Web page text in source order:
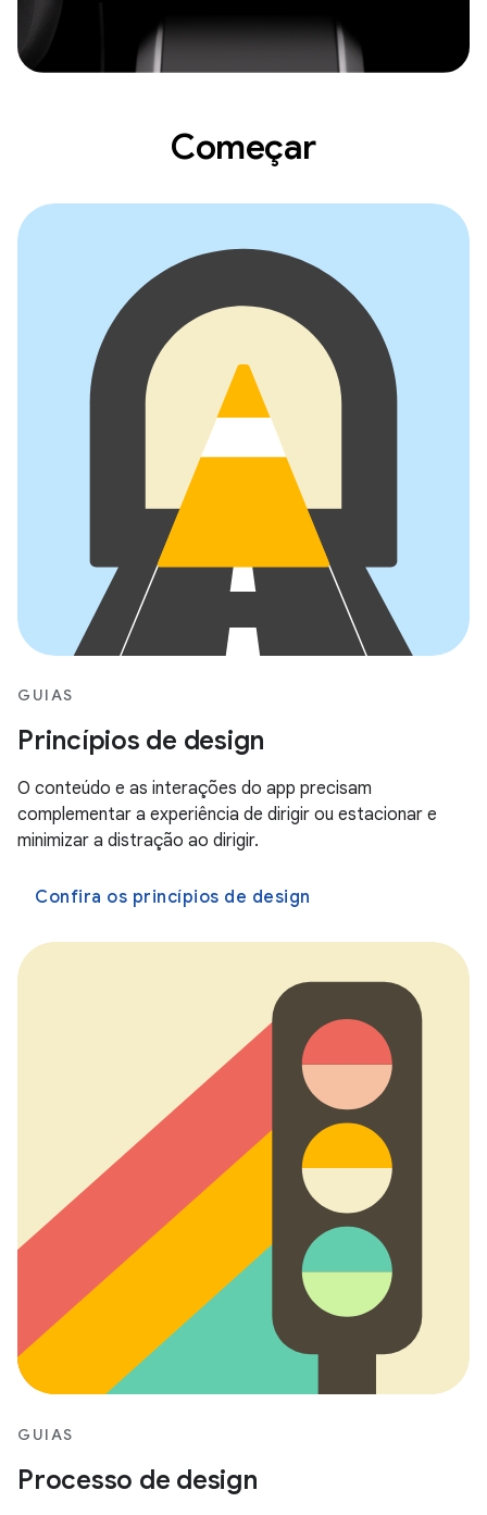
Começar
GUIAS
Princípios de design
O conteúdo e as interações do app precisam
complementar a experiência de dirigir ou estacionar e
minimizar a distração ao dirigir.
Confira os princípios de design
GUIAS
Processo de design